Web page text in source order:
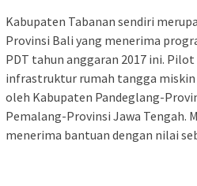
Kabupaten Tabanan sendiri
Provinsi Bali yang menerima
PDT tahun anggaran 2017 ini.
infrastruktur rumah tangga miskin
oleh Kabupaten Pandeglang-
Pemalang-Provinsi Jawa Tengah.
menerima bantuan dengan nilai